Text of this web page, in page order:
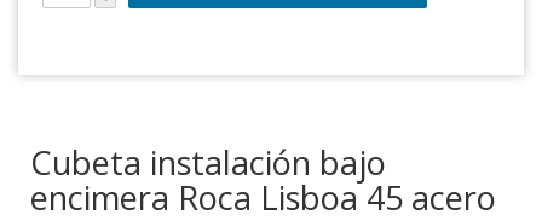
Cubeta instalación bajo
encimera Roca Lisboa 45 acero